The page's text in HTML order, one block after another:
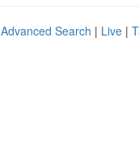
Advanced Search | Live |